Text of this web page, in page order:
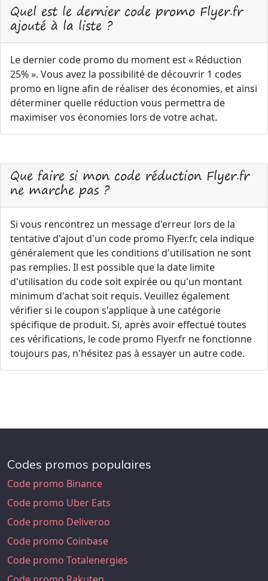
Quel est le dernier code promo Flyer.fr
ajouté à la liste ?
Le dernier code promo du moment est « Réduction
25% ». Vous avez la possibilité de découvrir 1 codes
promo en ligne afin de réaliser des économies, et ainsi
déterminer quelle réduction vous permettra de
maximiser vos économies lors de votre achat.
Que faire si mon code réduction Flyer.fr
ne marche pas ?
Si vous rencontrez un message d'erreur lors de la
tentative d'ajout d'un code promo Flyer.fr, cela indique
généralement que les conditions d'utilisation ne sont
pas remplies. Il est possible que la date limite
d'utilisation du code soit expirée ou qu'un montant
minimum d'achat soit requis. Veuillez également
vérifier si le coupon s'applique à une catégorie
spécifique de produit. Si, après avoir effectué toutes
ces vérifications, le code promo Flyer.fr ne fonctionne
toujours pas, n'hésitez pas à essayer un autre code.
Codes promos populaires
Code promo Binance
Code promo Uber Eats
Code promo Deliveroo
Code promo Coinbase
Code promo Totalenergies